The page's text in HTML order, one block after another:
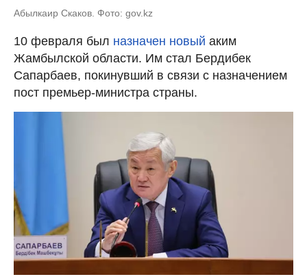
Абылкаир Скаков. Фото: gov.kz
10 февраля был назначен новый аким
Жамбылской области. Им стал Бердибек
Сапарбаев, покинувший в связи с назначением
пост премьер-министра страны.